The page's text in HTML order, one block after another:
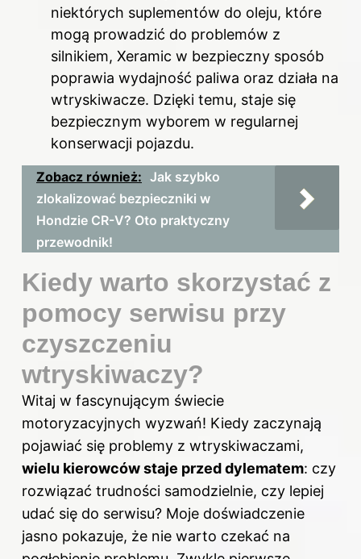
niektórych suplementów do oleju, które
mogą prowadzić do problemów z
silnikiem, Xeramic w bezpieczny sposób
poprawia wydajność paliwa oraz działa na
wtryskiwacze. Dzięki temu, staje się
bezpiecznym wyborem w regularnej
konserwacji pojazdu.
Zobacz również: Jak szybko
zlokalizować bezpieczniki w
Hondzie CR-V? Oto praktyczny
przewodnik!
Kiedy warto skorzystać z
pomocy serwisu przy
czyszczeniu
wtryskiwaczy?
Witaj w fascynującym świecie
motoryzacyjnych wyzwań! Kiedy zaczynają
pojawiać się problemy z wtryskiwaczami,
wielu kierowców staje przed dylematem: czy
rozwiązać trudności samodzielnie, czy lepiej
udać się do serwisu? Moje doświadczenie
jasno pokazuje, że nie warto czekać na